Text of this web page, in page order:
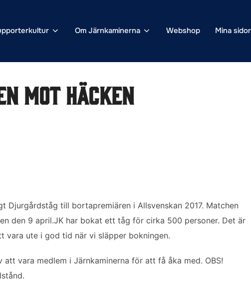
Om Järnkaminerna Webshop Mina sidor
mot Häcken
till bortapremiären i Allsvenskan 2017. Matchen
den 9 april.JK har bokat ett tåg för cirka 500 personer. Det är
ute i god tid när vi släpper bokningen.
vara medlem i Järnkaminerna för att få åka med. OBS!